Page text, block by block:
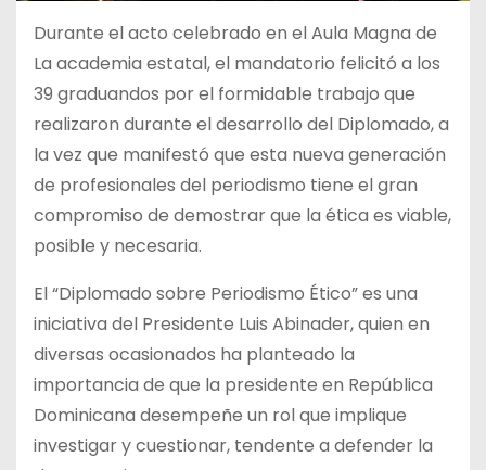
Durante el acto celebrado en el Aula Magna de
La academia estatal, el mandatorio felicitó a los
39 graduandos por el formidable trabajo que
realizaron durante el desarrollo del Diplomado, a
la vez que manifestó que esta nueva generación
de profesionales del periodismo tiene el gran
compromiso de demostrar que la ética es viable,
posible y necesaria.
El “Diplomado sobre Periodismo Ético” es una
iniciativa del Presidente Luis Abinader, quien en
diversas ocasionados ha planteado la
importancia de que la presidente en República
Dominicana desempeñe un rol que implique
investigar y cuestionar, tendente a defender la